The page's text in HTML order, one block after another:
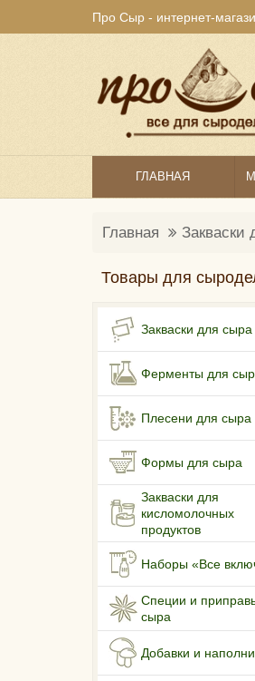
Про Сыр - интернет-
ГЛАВНАЯ
Главная Закваски
Товары для
Закваски для сыра
Ферменты для
Плесени для сыра
Формы для сыра
Закваски для
кисломолочных
продуктов
Наборы «Все
Специи и
сыра
Добавки и